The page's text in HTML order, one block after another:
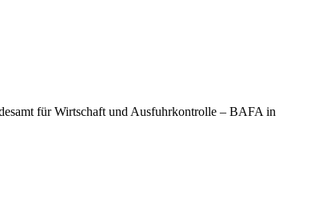
für Wirtschaft und Ausfuhrkontrolle – BAFA in